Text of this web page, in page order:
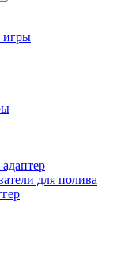
игры
для полива